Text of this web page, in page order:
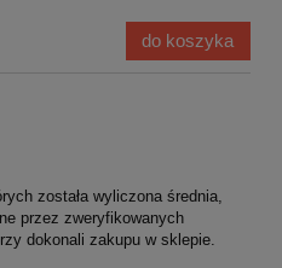
do koszyka
została wyliczona średnia,
przez zweryfikowanych
dokonali zakupu w sklepie.